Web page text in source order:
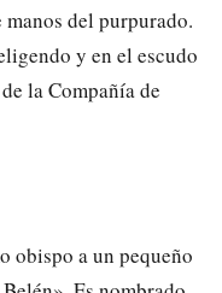
del purpurado.
y en el escudo
la Compañía de
obispo a un pequeño